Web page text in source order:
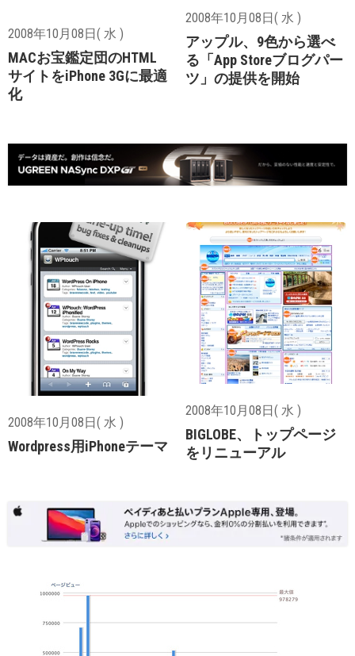
2008年10月08日( 水 )
MACお宝鑑定団のHTML
サイトをiPhone 3Gに最適
化
2008年10月08日( 水 )
アップル、9色から選べ
る「App Storeブログパー
ツ」の提供を開始
2008年10月08日( 水 )
Wordpress用iPhoneテーマ
2008年10月08日( 水 )
BIGLOBE、トップページ
をリニューアル